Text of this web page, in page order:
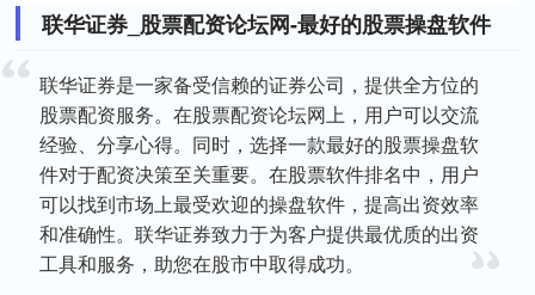
联华证券_股票配资论坛网-最好的股票操盘软件
联华证券是一家备受信赖的证券公司，提供全方位的
股票配资服务。在股票配资论坛网上，用户可以交流
经验、分享心得。同时，选择一款最好的股票操盘软
件对于配资决策至关重要。在股票软件排名中，用户
可以找到市场上最受欢迎的操盘软件，提高出资效率
和准确性。联华证券致力于为客户提供最优质的出资
工具和服务，助您在股市中取得成功。